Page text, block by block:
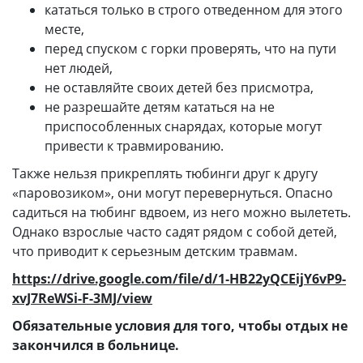
кататься только в строго отведенном для этого
месте,
перед спуском с горки проверять, что на пути
нет людей,
не оставляйте своих детей без присмотра,
не разрешайте детям кататься на не
приспособленных снарядах, которые могут
привести к травмированию.
Также нельзя прикреплять тюбинги друг к другу
«паровозиком», они могут перевернуться. Опасно
садиться на тюбинг вдвоем, из него можно вылететь.
Однако взрослые часто садят рядом с собой детей,
что приводит к серьезным детским травмам.
https://drive.google.com/file/d/1‑HB22yQCEijY6vP9-
xvJ7ReWSi-F-3MJ/view
Обязательные условия для того, чтобы отдых не
закончился в больнице.